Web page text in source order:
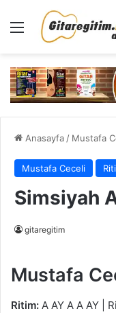
Menü
Anasayfa / Mustafa
Mustafa Ceceli
Simsiyah
gitaregitim
Mustafa
Ritim: A AY A A AY |